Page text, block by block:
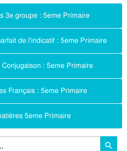
3e groupe : 5eme Primaire
de l'indicatif : 5eme Primaire
: 5eme Primaire
Français : 5eme Primaire
5eme Primaire